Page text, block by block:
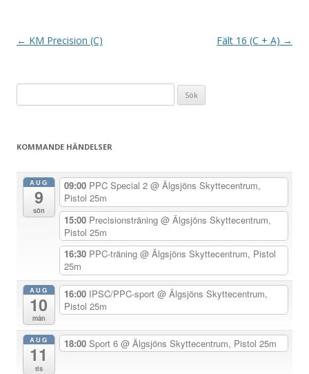
I
n
n
← KM Precision (C) Fält 16 (C + A) →
efter:
KOMMANDE HÄNDELSER
AUG
9
sön
09:00 PPC Special 2 @ Älgsjöns Skyttecentrum,
Pistol 25m
15:00 Precisionsträning @ Älgsjöns Skyttecentrum,
Pistol 25m
16:30 PPC-träning @ Älgsjöns Skyttecentrum, Pistol
25m
AUG
10
mån
16:00 IPSC/PPC-sport @ Älgsjöns Skyttecentrum,
Pistol 25m
AUG
11
tis
18:00 Sport 6 @ Älgsjöns Skyttecentrum, Pistol 25m